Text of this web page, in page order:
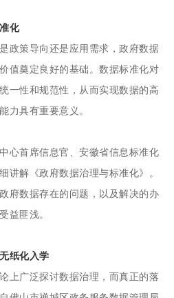
化
政策导向还是应用需求，政府数据
值奠定良好的基础。数据标准化对
一性和规范性，从而实现数据的高
力具有重要意义。
心首席信息官、安徽省信息标准化
讲解《政府数据治理与标准化》。
府数据存在的问题，以及解决的办
益匪浅。
纸化入学
上广泛探讨数据治理，而真正的落